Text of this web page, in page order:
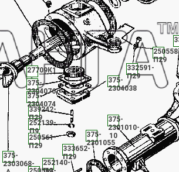
375-
2303068-
250561-
П29
252139-
П9
339242-
П29
375-
2304074
375-
2304076
27709К1
П29
332591-
П29
375-
2304038
375-
2301010-
10
375-
2301055
333652-
П29
252140-